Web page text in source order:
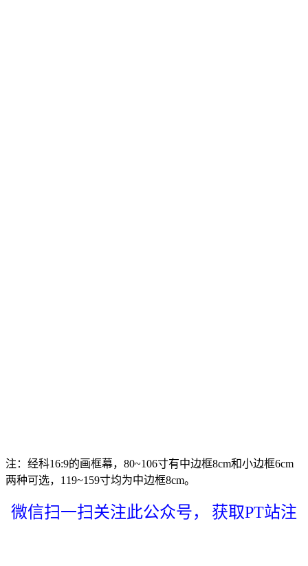
注：经科16:9的画框幕，80~106寸有中边框8cm和小边框6cm
两种可选，119~159寸均为中边框8cm。
微信扫一扫关注此公众号， 获取PT站注